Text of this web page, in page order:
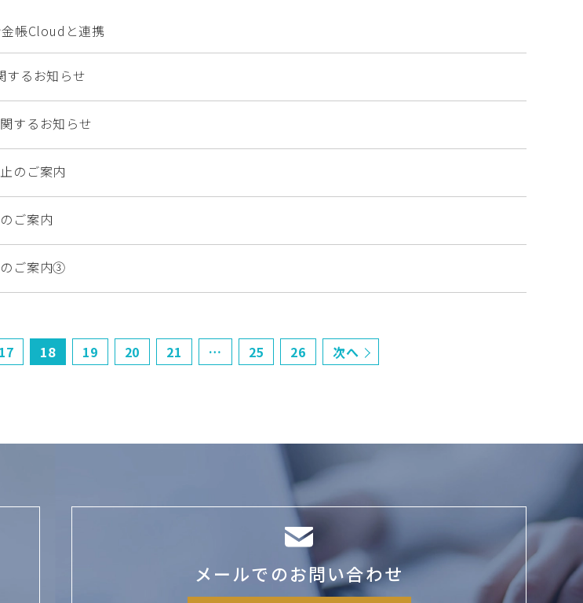
帳Cloudと連携
するお知らせ
するお知らせ
のご案内
ご案内
ご案内③
17 18 19 20 21 … 25 26 次へ
メールでのお問い合わせ